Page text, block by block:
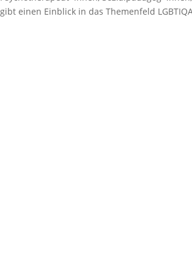
gibt einen Einblick in das Themenfeld